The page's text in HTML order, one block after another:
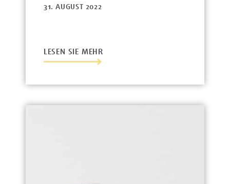
31. AUGUST 2022
LESEN SIE MEHR